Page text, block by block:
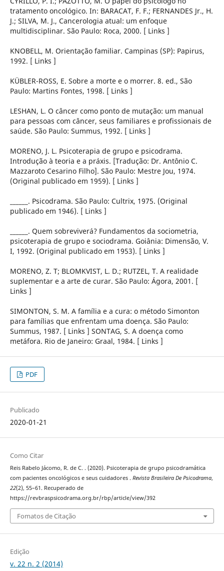
tratamento oncológico. In: BARACAT, F. F.; FERNANDES Jr., H.
J.; SILVA, M. J., Cancerologia atual: um enfoque
multidisciplinar. São Paulo: Roca, 2000. [ Links ]
KNOBELL, M. Orientação familiar. Campinas (SP): Papirus,
1992. [ Links ]
KÜBLER-ROSS, E. Sobre a morte e o morrer. 8. ed., São
Paulo: Martins Fontes, 1998. [ Links ]
LESHAN, L. O câncer como ponto de mutação: um manual
para pessoas com câncer, seus familiares e profissionais de
saúde. São Paulo: Summus, 1992. [ Links ]
MORENO, J. L. Psicoterapia de grupo e psicodrama.
Introdução à teoria e a práxis. [Tradução: Dr. Antônio C.
Mazzaroto Cesarino Filho]. São Paulo: Mestre Jou, 1974.
(Original publicado em 1959). [ Links ]
______. Psicodrama. São Paulo: Cultrix, 1975. (Original
publicado em 1946). [ Links ]
______. Quem sobreviverá? Fundamentos da sociometria,
psicoterapia de grupo e sociodrama. Goiânia: Dimensão, V.
I, 1992. (Original publicado em 1953). [ Links ]
MORENO, Z. T; BLOMKVIST, L. D.; RUTZEL, T. A realidade
suplementar e a arte de curar. São Paulo: Ágora, 2001. [
Links ]
SIMONTON, S. M. A família e a cura: o método Simonton
para famílias que enfrentam uma doença. São Paulo:
Summus, 1987. [ Links ] SONTAG, S. A doença como
metáfora. Rio de Janeiro: Graal, 1984. [ Links ]
PDF
Publicado
2020-01-21
Como Citar
Reis Rabelo Jácomo, R. de C. . (2020). Psicoterapia de grupo psicodramática
com pacientes oncológicos e seus cuidadores . Revista Brasileira De Psicodrama,
22(2), 55–61. Recuperado de
https://revbraspsicodrama.org.br/rbp/article/view/392
Fomatos de Citação
Edição
v. 22 n. 2 (2014)